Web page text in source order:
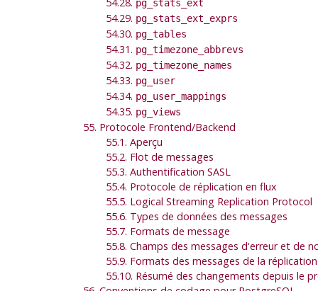
pg_stats_ext
54.29. pg_stats_ext_exprs
54.30. pg_tables
54.31. pg_timezone_abbrevs
54.32. pg_timezone_names
54.33. pg_user
54.34. pg_user_mappings
54.35. pg_views
55. Protocole Frontend/Backend
55.1. Aperçu
55.2. Flot de messages
55.3. Authentification SASL
55.4. Protocole de réplication en flux
55.5. Logical Streaming Replication Protocol
55.6. Types de données des messages
55.7. Formats de message
55.8. Champs des messages d'erreur et de
55.9. Formats des messages de la
55.10. Résumé des changements depuis le